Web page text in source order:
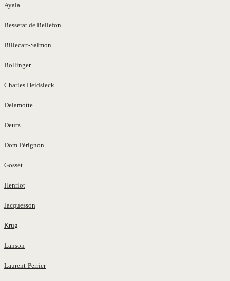
Ayala
Besserat de Bellefon
Billecart-Salmon
Bollinger
Charles Heidsieck
Delamotte
Deutz
Dom Pérignon
Gosset
Henriot
Jacquesson
Krug
Lanson
Laurent-Perrier